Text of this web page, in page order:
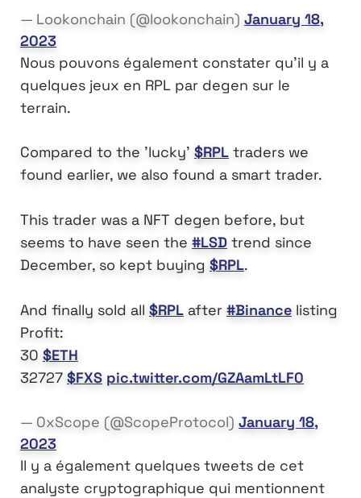
— Lookonchain (@lookonchain) January 18,
2023
Nous pouvons également constater qu’il y a
quelques jeux en RPL par degen sur le
terrain.
Compared to the 'lucky' $RPL traders we
found earlier, we also found a smart trader.
This trader was a NFT degen before, but
seems to have seen the #LSD trend since
December, so kept buying $RPL.
And finally sold all $RPL after #Binance listing
Profit:
30 $ETH
32727 $FXS pic.twitter.com/GZAamLtLF0
— 0xScope (@ScopeProtocol) January 18,
2023
Il y a également quelques tweets de cet
analyste cryptographique qui mentionnent